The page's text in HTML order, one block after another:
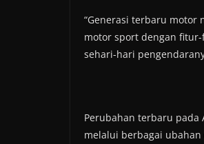
“Generasi terbaru motor
motor sport dengan
sehari-hari
Perubahan terbaru pada
melalui berbagai